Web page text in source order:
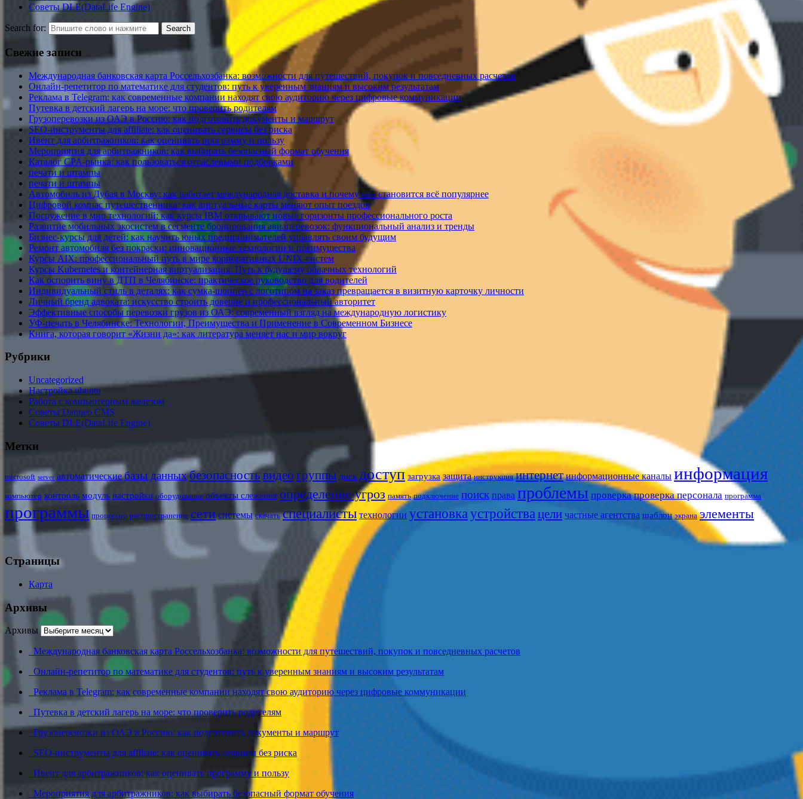
Советы DLE(DataLife Engine)
Search for:
Свежие записи
Международная банковская карта Россельхозбанка: возможности для путешествий, покупок и повседневных расчетов
Онлайн-репетитор по математике для студентов: путь к уверенным знаниям и высоким результатам
Реклама в Telegram: как современные компании находят свою аудиторию через цифровые коммуникации
Путевка в детский лагерь на море: что проверить родителям
Грузоперевозки из ОАЭ в Россию: как подготовить документы и маршрут
SEO-инструменты для affiliate: как оценивать сервисы без риска
Ивент для арбитражников: как оценивать программу и пользу
Мероприятия для арбитражников: как выбирать безопасный формат обучения
Каталог CPA-рынка: как пользоваться отраслевыми подборками
печати и штампы
печати и штампы
Автомобиль из Дубая в Москву: как работает международная доставка и почему она становится всё популярнее
Цифровой компас путешественника: как виртуальные карты меняют опыт поездок
Погружение в мир технологий: как курсы IBM открывают новые горизонты профессионального роста
Развитие мобильных экосистем в сегменте бронирования авиаперевозок: функциональный анализ и тренды
Бизнес-курсы для детей: как научить юных предпринимателей управлять своим будущим
Ремонт автомобиля без покраски: инновационные технологии и преимущества
Курсы AIX: профессиональный путь в мире корпоративных UNIX-систем
Курсы Kubernetes и контейнерная виртуализация: Путь к будущему облачных технологий
Как оспорить вину в ДТП в Челябинске: практическое руководство для водителей
Индивидуальный стиль в деталях: как сумка-шоппер с логотипом на заказ превращается в визитную карточку личности
Личный бренд адвоката: искусство строить доверие и профессиональный авторитет
Эффективные способы перевозки грузов из ОАЭ: современный взгляд на международную логистику
УФ-печать в Челябинске: Технологии, Преимущества и Применение в Современном Бизнесе
Книга, которая говорит «Жизни да»: как литература меняет нас и мир вокруг
Рубрики
Uncategorized
Настройка ubuntu
Работа с компьютерным железом
Советы Danneo CMS
Советы DLE(DataLife Engine)
Метки
microsoft server автоматические базы данныхбезопасность видео группы диск доступ загрузка защита инструкция интернет информационные каналы информация
компьютер контроль модуль настройки оборудование объекты слежения определение угроз память подключение поиск права проблемы проверка проверка персонала программа
программы процессор распространение сети системы скачать специалисты технологии установкаустройствацели частные агентства шаблон экрана элементы
Страницы
Карта
Архивы
Архивы
Международная банковская карта Россельхозбанка: возможности для путешествий, покупок и повседневных расчетов
Онлайн-репетитор по математике для студентов: путь к уверенным знаниям и высоким результатам
Реклама в Telegram: как современные компании находят свою аудиторию через цифровые коммуникации
Путевка в детский лагерь на море: что проверить родителям
Грузоперевозки из ОАЭ в Россию: как подготовить документы и маршрут
SEO-инструменты для affiliate: как оценивать сервисы без риска
Ивент для арбитражников: как оценивать программу и пользу
Мероприятия для арбитражников: как выбирать безопасный формат обучения